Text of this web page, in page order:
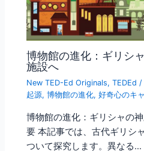
博物館の進化：ギリシ
施設へ
New TED-Ed Originals,TEDEd /
起源,博物館の進化,好奇心のキ
博物館の進化：ギリシャの
要 本記事では、古代ギリシ
ついて探究します。異なる…